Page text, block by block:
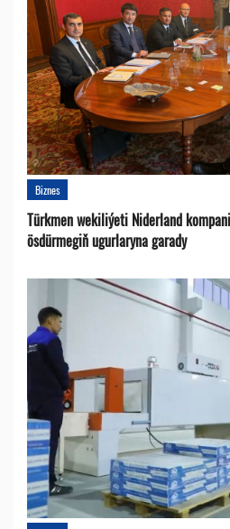
Biznes
Türkmen wekiliýeti Niderland
ösdürmegiň ugurlaryna garady